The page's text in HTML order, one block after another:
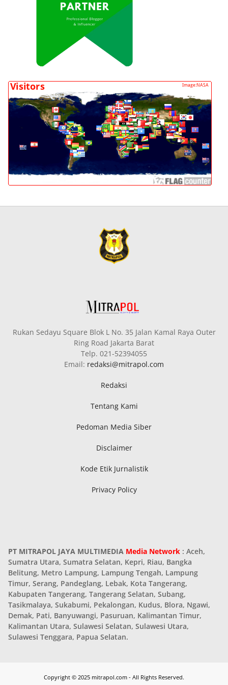
Rukan Sedayu Square Blok L No. 35 Jalan Kamal Raya Outer
Ring Road Jakarta Barat
Telp. 021-52394055
Email: redaksi@mitrapol.com
Redaksi
Tentang Kami
Pedoman Media Siber
Disclaimer
Kode Etik Jurnalistik
Privacy Policy
PT MITRAPOL JAYA MULTIMEDIA Media Network : Aceh,
Sumatra Utara, Sumatra Selatan, Kepri, Riau, Bangka
Belitung, Metro Lampung, Lampung Tengah, Lampung
Timur, Serang, Pandeglang, Lebak, Kota Tangerang,
Kabupaten Tangerang, Tangerang Selatan, Subang,
Tasikmalaya, Sukabumi, Pekalongan, Kudus, Blora, Ngawi,
Demak, Pati, Banyuwangi, Pasuruan, Kalimantan Timur,
Kalimantan Utara, Sulawesi Selatan, Sulawesi Utara,
Sulawesi Tenggara, Papua Selatan.
Copyright © 2025 mitrapol.com - All Rights Reserved.